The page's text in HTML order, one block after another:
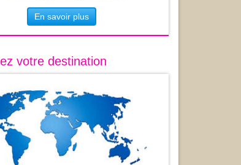
En savoir plus
votre destination